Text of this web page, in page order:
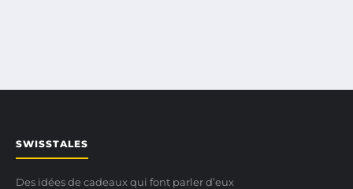
SWISSTALES
Des idées de cadeaux qui font parler d’eux